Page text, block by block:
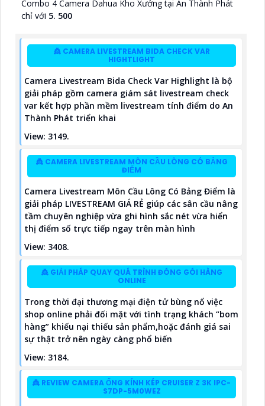
Combo 4 Camera Dahua Kho Xưởng tại An Thành Phát
chỉ với 5. 500
👸 CAMERA LIVESTREAM BIDA CHECK VAR
HIGHTLIGHT
Camera Livestream Bida Check Var Highlight là bộ
giải pháp gồm camera giám sát livestream check
var kết hợp phần mềm livestream tính điểm do An
Thành Phát triển khai
View: 3149.
👸 CAMERA LIVESTREAM MÔN CẦU LÔNG CÓ BẢNG
ĐIỂM
Camera Livestream Môn Cầu Lông Có Bảng Điểm là
giải pháp LIVESTREAM GIÁ RẺ giúp các sân cầu nâng
tầm chuyên nghiệp vừa ghi hình sắc nét vừa hiển
thị điểm số trực tiếp ngay trên màn hình
View: 3408.
👸 GIẢI PHÁP QUAY QUÁ TRÌNH ĐÓNG GÓI HÀNG
ONLINE
Trong thời đại thương mại điện tử bùng nổ việc
shop online phải đối mặt với tình trạng khách “bom
hàng” khiếu nại thiếu sản phẩm,hoặc đánh giá sai
sự thật trở nên ngày càng phổ biến
View: 3184.
👸 REVIEW CAMERA ỐNG KÍNH KÉP CRUISER Z 3K IPC-
S7DP-5M0WEZ